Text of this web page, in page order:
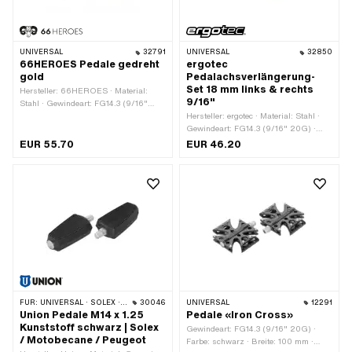
UNIVERSAL 32791
66HEROES Pedale gedreht
gold
Hersteller: 66HEROES · Material:
Stahl · Gewindeart: FG14.3 (9/16"
poliert · Oberfläche: vergoldet ·
EUR 55.70
UNIVERSAL 32850
ergotec
Pedalachsverlängerung-
Set 18 mm links & rechts
9/16"
Hersteller: ergotec · Material: Stahl ·
Gewindeart: FG14.3 (9/16" 20G) ·
Farbe: anthrazit · Oberfläche:
EUR 46.20
FÜR: UNIVERSAL · SOLEX · MBK / MOTOBÉCANE · PEUGEOT 30046
Union Pedale M14 x 1.25
Kunststoff schwarz | Solex
/ Motobecane / Peugeot
UNIVERSAL 12291
Pedale «Iron Cross»
Gewindeart: FG14.3 (9/16" 20G) ·
Farbe: schwarz · Breite: 100 mm ·